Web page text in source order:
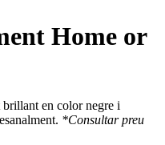
Home or
brillant en color negre i
*Consultar preu